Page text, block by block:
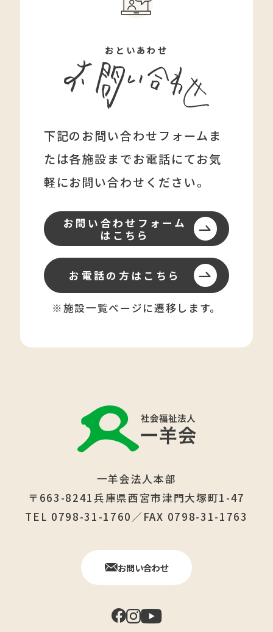
おといあわせ
下記のお問い合わせフォームま
たは各施設までお電話にてお気
軽にお問い合わせください。
お問い合わせフォーム
はこちら
お電話の方はこちら
※施設一覧ページに遷移します。
一羊会法人本部
〒663-8241兵庫県西宮市津門大塚町1-47
TEL 0798-31-1760／FAX 0798-31-1763
お問い合わせ